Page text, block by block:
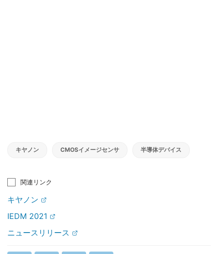
キヤノン CMOSイメージセンサ 半導体デバイス
関連リンク
キヤノン
IEDM 2021
ニュースリリース